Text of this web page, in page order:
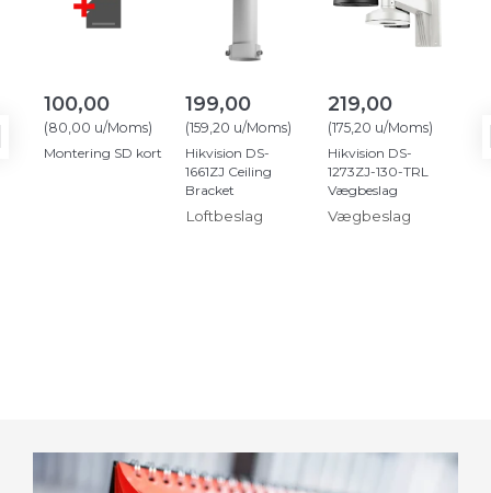
100,00
(80,00 u/Moms)
Montering SD kort
199,00
(159,20 u/Moms)
Hikvision DS-
1661ZJ Ceiling
Bracket
Loftbeslag
219,00
(175,20 u/Moms)
Hikvision DS-
1273ZJ-130-TRL
Vægbeslag
Vægbeslag